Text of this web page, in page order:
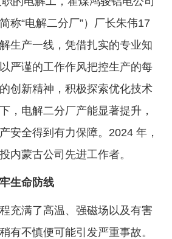
称“电解二分厂”）厂长朱伟17
生产一线，凭借扎实的专业知
严谨的工作作风把控生产的每
创新精神，积极探索优化技术
，电解二分厂产能显著提升，
安全得到有力保障。2024 年，
内蒙古公司先进工作者。
生命防线
充满了高温、强磁场以及有害
有不慎便可能引发严重事故。